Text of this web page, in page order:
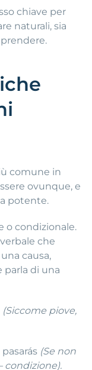
chiave per
naturali, sia
comune in
ovunque, e
potente.
o condizionale.
che
causa,
parla di una
(Siccome piove,
(Se non
condizione).